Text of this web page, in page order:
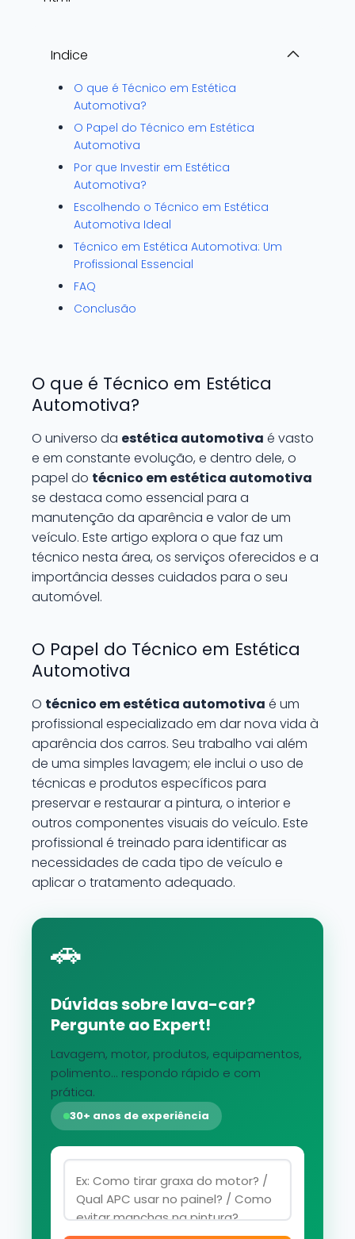
Indice
O que é Técnico em Estética
Automotiva?
O Papel do Técnico em Estética
Automotiva
Por que Investir em Estética
Automotiva?
Escolhendo o Técnico em Estética
Automotiva Ideal
Técnico em Estética Automotiva: Um
Profissional Essencial
FAQ
Conclusão
O que é Técnico em Estética
Automotiva?
O universo da estética automotiva é vasto
e em constante evolução, e dentro dele, o
papel do técnico em estética automotiva
se destaca como essencial para a
manutenção da aparência e valor de um
veículo. Este artigo explora o que faz um
técnico nesta área, os serviços oferecidos e a
importância desses cuidados para o seu
automóvel.
O Papel do Técnico em Estética
Automotiva
O técnico em estética automotiva é um
profissional especializado em dar nova vida à
aparência dos carros. Seu trabalho vai além
de uma simples lavagem; ele inclui o uso de
técnicas e produtos específicos para
preservar e restaurar a pintura, o interior e
outros componentes visuais do veículo. Este
profissional é treinado para identificar as
necessidades de cada tipo de veículo e
aplicar o tratamento adequado.
🚗
Dúvidas sobre lava-car?
Pergunte ao Expert!
Lavagem, motor, produtos, equipamentos,
polimento... respondo rápido e com
prática.
30+ anos de experiência